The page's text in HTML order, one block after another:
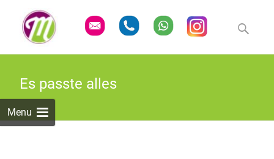
Menu
to
content
Suchen
nach:
Es passte alles